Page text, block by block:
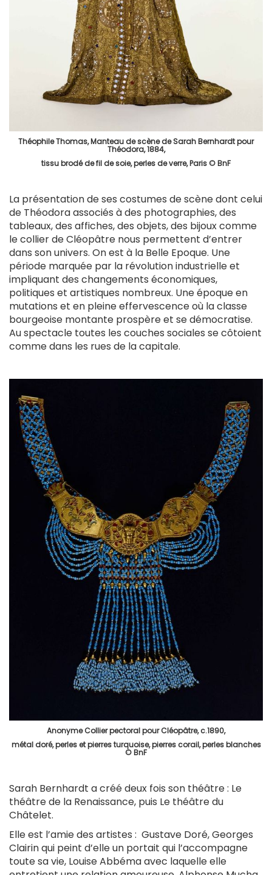
Théophile Thomas, Manteau de scène de Sarah Bernhardt pour
Théodora, 1884,
tissu brodé de fil de soie, perles de verre, Paris © BnF
La présentation de ses costumes de scène dont celui
de Théodora associés à des photographies, des
tableaux, des affiches, des objets, des bijoux comme
le collier de Cléopâtre nous permettent d’entrer
dans son univers. On est à la Belle Epoque. Une
période marquée par la révolution industrielle et
impliquant des changements économiques,
politiques et artistiques nombreux. Une époque en
mutations et en pleine effervescence où la classe
bourgeoise montante prospère et se démocratise.
Au spectacle toutes les couches sociales se côtoient
comme dans les rues de la capitale.
Anonyme Collier pectoral pour Cléopâtre, c.1890,
métal doré, perles et pierres turquoise, pierres corail, perles blanches
© BnF
Sarah Bernhardt a créé deux fois son théâtre : Le
théâtre de la Renaissance, puis Le théâtre du
Châtelet.
Elle est l’amie des artistes : Gustave Doré, Georges
Clairin qui peint d’elle un portait qui l’accompagne
toute sa vie, Louise Abbéma avec laquelle elle